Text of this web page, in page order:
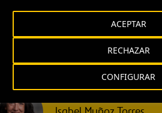
CONFIGURAR
RECHAZAR
ACEPTAR
EXTERNAL COMMUNICATION